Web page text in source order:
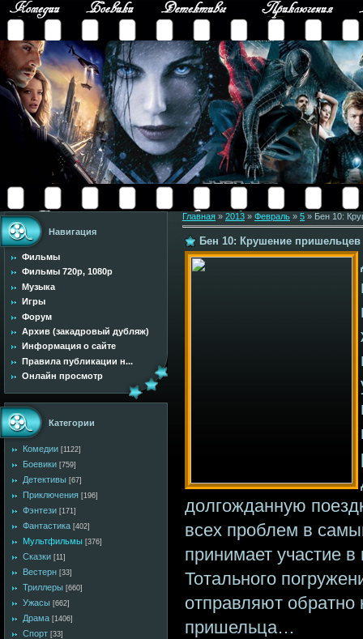
Навигация
Фильмы
Фильмы 720p, 1080p
Музыка
Игры
Форум
Архив (закадровый дубляж)
Информация о сайте
Правила публикации н...
Онлайн просмотр
Категории
Комедии [1122]
Боевики [759]
Детективы [67]
Приключения [196]
Фэнтези [171]
Фантастика [402]
Мультфильмы [376]
Сказки [11]
Вестерн [33]
Триллеры [660]
Ужасы [662]
Драма [1406]
Спорт [33]
Главная » 2013 » Февраль » 5 » Бен 10:
Бен 10: Крушение пришельцев
долгожданную
всех проблем в
принимает участие
Тотального
отправляют
пришельца…